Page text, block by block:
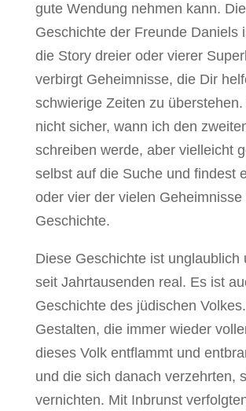
gute Wendung nehmen kann. Die
Geschichte der Freunde Daniels
die Story dreier oder vierer
verbirgt Geheimnisse, die Dir
schwierige Zeiten zu überstehen.
nicht sicher, wann ich den
schreiben werde, aber vielleicht
selbst auf die Suche und findest
oder vier der vielen Geheimnisse
Geschichte.
Diese Geschichte ist unglaublich
seit Jahrtausenden real. Es ist
Geschichte des jüdischen
Gestalten, die immer wieder
dieses Volk entflammt und
und die sich danach verzehrten,
vernichten. Mit Inbrunst